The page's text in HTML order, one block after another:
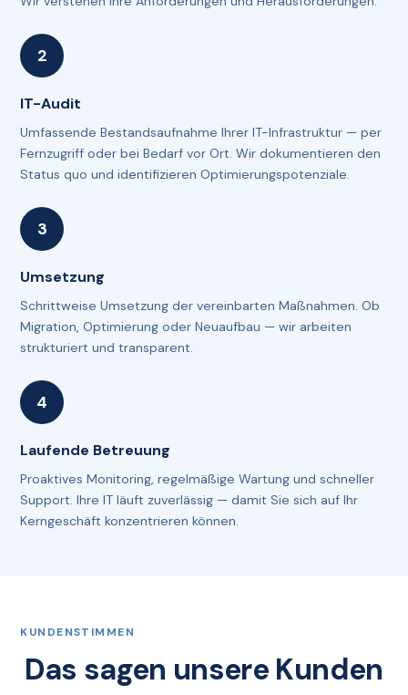
IT-Audit
Umfassende Bestandsaufnahme Ihrer IT-Infrastruktur — per
Fernzugriff oder bei Bedarf vor Ort. Wir dokumentieren den
Status quo und identifizieren Optimierungspotenziale.
Umsetzung
Schrittweise Umsetzung der vereinbarten Maßnahmen. Ob
Migration, Optimierung oder Neuaufbau — wir arbeiten
strukturiert und transparent.
Laufende Betreuung
Proaktives Monitoring, regelmäßige Wartung und schneller
Support. Ihre IT läuft zuverlässig — damit Sie sich auf Ihr
Kerngeschäft konzentrieren können.
KUNDENSTIMMEN
Das sagen unsere Kunden